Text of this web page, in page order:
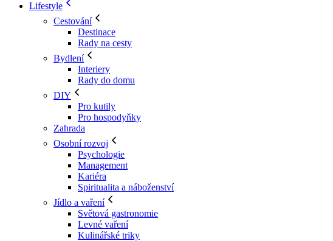
Lifestyle
Cestování
Destinace
Rady na cesty
Bydlení
Interiery
Rady do domu
DIY
Pro kutily
Pro hospodyňky
Zahrada
Osobní rozvoj
Psychologie
Management
Kariéra
Spiritualita a náboženství
Jídlo a vaření
Světová gastronomie
Levné vaření
Kulinářské triky